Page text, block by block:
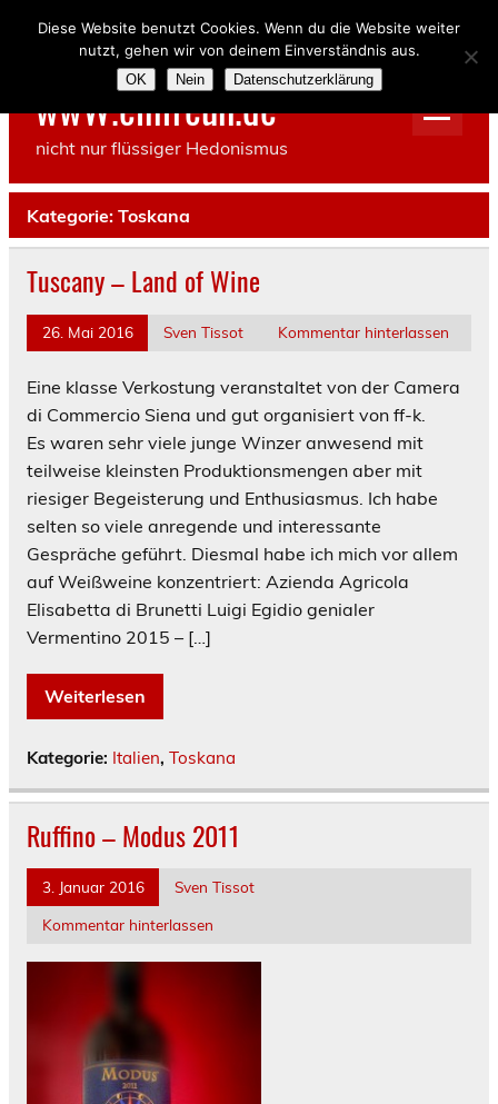
wwW.einfreun.de
nicht nur flüssiger Hedonismus
Kategorie: Toskana
Tuscany – Land of Wine
26. Mai 2016 Sven Tissot Kommentar hinterlassen
Eine klasse Verkostung veranstaltet von der Camera
di Commercio Siena und gut organisiert von ff-k.
Es waren sehr viele junge Winzer anwesend mit
teilweise kleinsten Produktionsmengen aber mit
riesiger Begeisterung und Enthusiasmus. Ich habe
selten so viele anregende und interessante
Gespräche geführt. Diesmal habe ich mich vor allem
auf Weißweine konzentriert: Azienda Agricola
Elisabetta di Brunetti Luigi Egidio genialer
Vermentino 2015 – […]
Weiterlesen
Kategorie: Italien, Toskana
Ruffino – Modus 2011
3. Januar 2016
Sven Tissot
Kommentar hinterlassen
Diese Website benutzt Cookies. Wenn du die Website weiter
nutzt, gehen wir von deinem Einverständnis aus.
OK Nein Datenschutzerklärung